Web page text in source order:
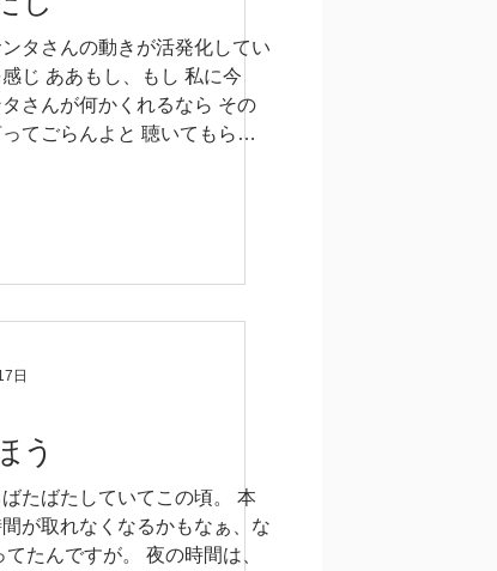
タさんの動きが活発化してい
じ ああもし、もし 私に今
さんが何かくれるなら その
てごらんよと 聴いてもらえ
日
う
たばたしていてこの頃。 本
が取れなくなるかもなぁ、な
てたんですが。 夜の時間は、